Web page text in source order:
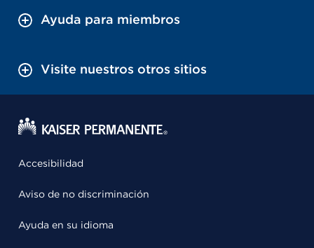
Ayuda para miembros
Visite nuestros otros sitios
Accesibilidad
Aviso de no discriminación
Ayuda en su idioma